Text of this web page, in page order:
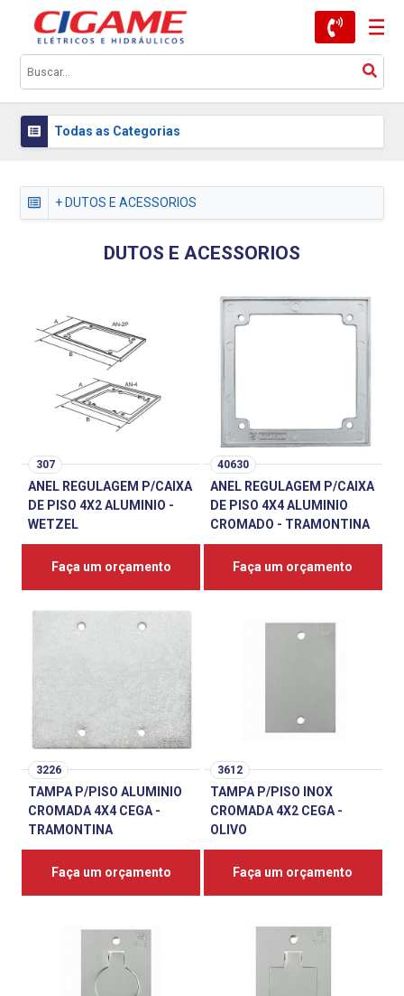
Todas as Categorias
+ DUTOS E ACESSORIOS
DUTOS E ACESSORIOS
307
ANEL REGULAGEM P/CAIXA
DE PISO 4X2 ALUMINIO -
WETZEL
Faça um orçamento
40630
ANEL REGULAGEM P/CAIXA
DE PISO 4X4 ALUMINIO
CROMADO - TRAMONTINA
Faça um orçamento
3226
TAMPA P/PISO ALUMINIO
CROMADA 4X4 CEGA -
TRAMONTINA
Faça um orçamento
3612
TAMPA P/PISO INOX
CROMADA 4X2 CEGA -
OLIVO
Faça um orçamento